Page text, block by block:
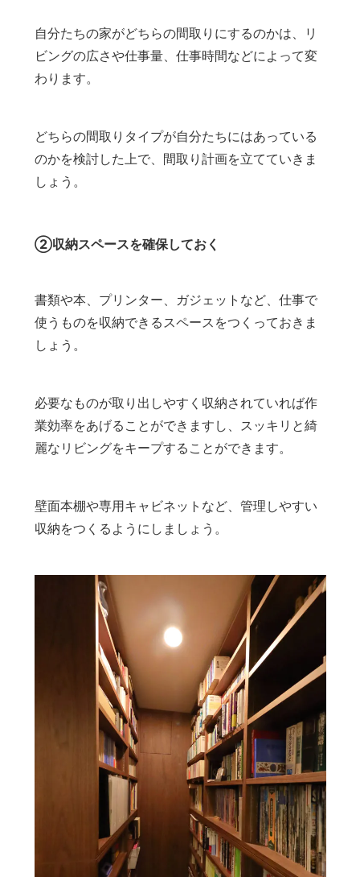
自分たちの家がどちらの間取りにするのかは、リ
ビングの広さや仕事量、仕事時間などによって変
わります。
どちらの間取りタイプが自分たちにはあっている
のかを検討した上で、間取り計画を立てていきま
しょう。
②収納スペースを確保しておく
書類や本、プリンター、ガジェットなど、仕事で
使うものを収納できるスペースをつくっておきま
しょう。
必要なものが取り出しやすく収納されていれば作
業効率をあげることができますし、スッキリと綺
麗なリビングをキープすることができます。
壁面本棚や専用キャビネットなど、管理しやすい
収納をつくるようにしましょう。